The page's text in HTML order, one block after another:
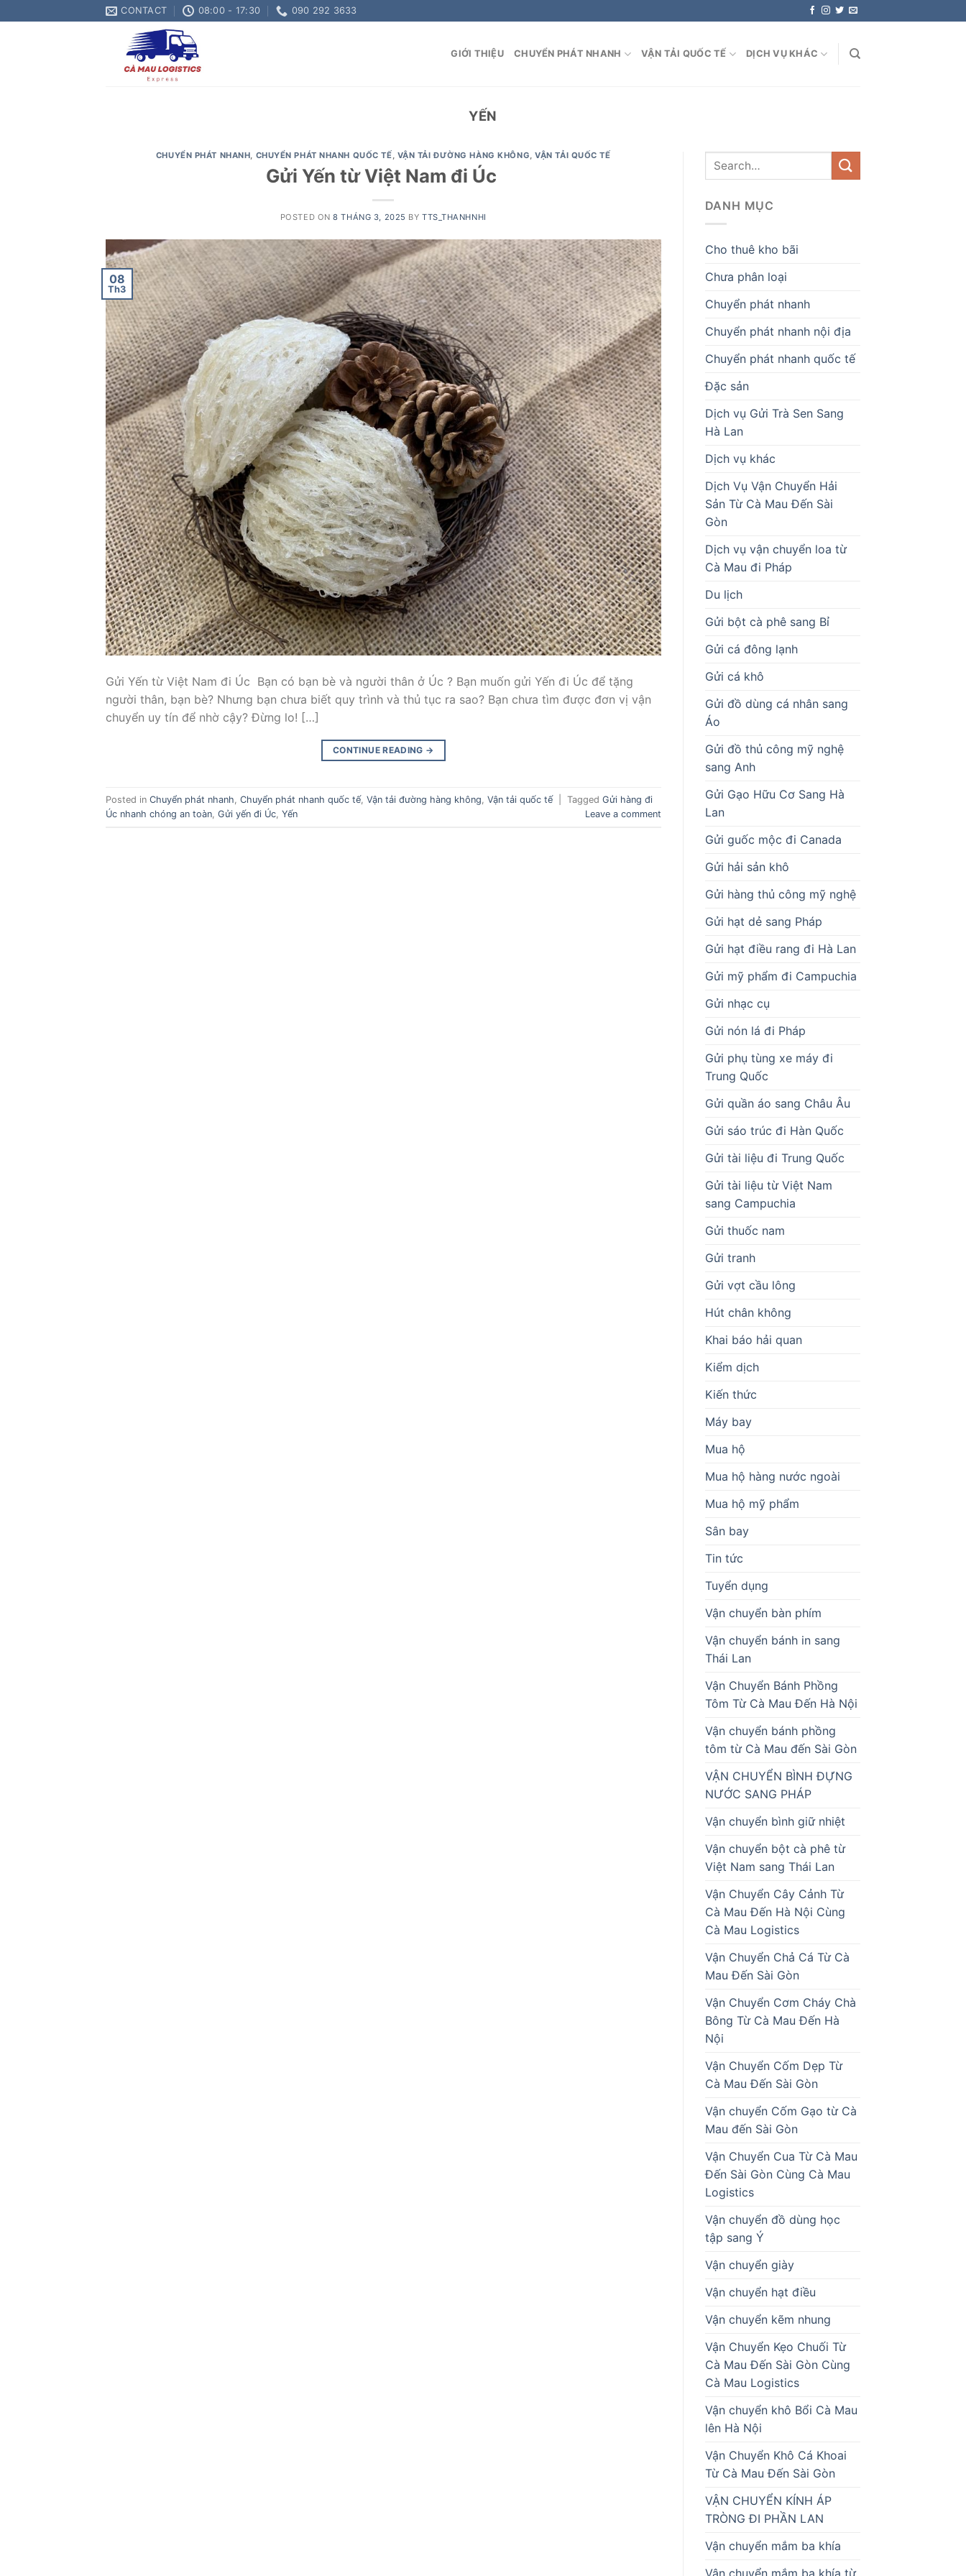
to
CONTACT 08:00 - 17:30 090 292 3633
GIỚI THIỆU CHUYỂN PHÁT NHANH VẬN TẢI QUỐC TẾ DỊCH VỤ KHÁC
YẾN
CHUYỂN PHÁT NHANH, CHUYỂN PHÁT NHANH QUỐC TẾ, VẬN TẢI ĐƯỜNG HÀNG KHÔNG,VẬN TẢI QUỐC TẾ
Gửi Yến từ Việt Nam đi Úc
POSTED ON8 THÁNG 3, 2025 BYTTS_THANHNHI
08
Th3
Gửi Yến từ Việt Nam đi Úc Bạn có bạn bè và người thân ở Úc ? Bạn muốn gửi Yến đi Úc để tặng
người thân, bạn bè? Nhưng bạn chưa biết quy trình và thủ tục ra sao? Bạn chưa tìm được đơn vị vận
chuyển uy tín để nhờ cậy? Đừng lo! […]
CONTINUE READING →
Posted in Chuyển phát nhanh Chuyển phát nhanh quốc tế, Vận tải đường hàng không Vận tải quốc tế Tagged Gửi hàng đi
Úc nhanh chóng an toàn Gửi yến đi Úc Yến Leave a comment
DANH MỤC
Cho thuê kho bãi
Chưa phân loại
Chuyển phát nhanh
Chuyển phát nhanh nội địa
Chuyển phát nhanh quốc tế
Đặc sản
Dịch vụ Gửi Trà Sen Sang
Hà Lan
Dịch vụ khác
Dịch Vụ Vận Chuyển Hải
Sản Từ Cà Mau Đến Sài
Gòn
Dịch vụ vận chuyển loa từ
Cà Mau đi Pháp
Du lịch
Gửi bột cà phê sang Bỉ
Gửi cá đông lạnh
Gửi cá khô
Gửi đồ dùng cá nhân sang
Áo
Gửi đồ thủ công mỹ nghệ
sang Anh
Gửi Gạo Hữu Cơ Sang Hà
Lan
Gửi guốc mộc đi Canada
Gửi hải sản khô
Gửi hàng thủ công mỹ nghệ
Gửi hạt dẻ sang Pháp
Gửi hạt điều rang đi Hà Lan
Gửi mỹ phẩm đi Campuchia
Gửi nhạc cụ
Gửi nón lá đi Pháp
Gửi phụ tùng xe máy đi
Trung Quốc
Gửi quần áo sang Châu Âu
Gửi sáo trúc đi Hàn Quốc
Gửi tài liệu đi Trung Quốc
Gửi tài liệu từ Việt Nam
sang Campuchia
Gửi thuốc nam
Gửi tranh
Gửi vợt cầu lông
Hút chân không
Khai báo hải quan
Kiểm dịch
Kiến thức
Máy bay
Mua hộ
Mua hộ hàng nước ngoài
Mua hộ mỹ phẩm
Sân bay
Tin tức
Tuyển dụng
Vận chuyển bàn phím
Vận chuyển bánh in sang
Thái Lan
Vận Chuyển Bánh Phồng
Tôm Từ Cà Mau Đến Hà Nội
Vận chuyển bánh phồng
tôm từ Cà Mau đến Sài Gòn
VẬN CHUYỂN BÌNH ĐỰNG
NƯỚC SANG PHÁP
Vận chuyển bình giữ nhiệt
Vận chuyển bột cà phê từ
Việt Nam sang Thái Lan
Vận Chuyển Cây Cảnh Từ
Cà Mau Đến Hà Nội Cùng
Cà Mau Logistics
Vận Chuyển Chả Cá Từ Cà
Mau Đến Sài Gòn
Vận Chuyển Cơm Cháy Chà
Bông Từ Cà Mau Đến Hà
Nội
Vận Chuyển Cốm Dẹp Từ
Cà Mau Đến Sài Gòn
Vận chuyển Cốm Gạo từ Cà
Mau đến Sài Gòn
Vận Chuyển Cua Từ Cà Mau
Đến Sài Gòn Cùng Cà Mau
Logistics
Vận chuyển đồ dùng học
tập sang Ý
Vận chuyển giày
Vận chuyển hạt điều
Vận chuyển kẽm nhung
Vận Chuyển Kẹo Chuối Từ
Cà Mau Đến Sài Gòn Cùng
Cà Mau Logistics
Vận chuyển khô Bổi Cà Mau
lên Hà Nội
Vận Chuyển Khô Cá Khoai
Từ Cà Mau Đến Sài Gòn
VẬN CHUYỂN KÍNH ÁP
TRÒNG ĐI PHẦN LAN
Vận chuyển mắm ba khía
Vận chuyển mắm ba khía từ